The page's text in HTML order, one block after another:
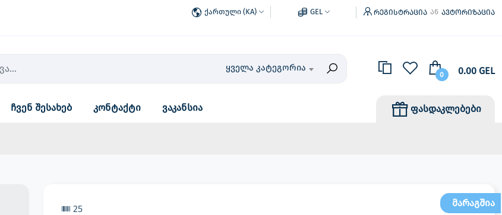
ქართული (KA) GEL რეგისტრაცია ან ავტორიზაცია
ყველა კატეგორია
0 0.00 GEL
ჩვენ შესახებ კონტაქტი ვაკანსია ფასდაკლებები
25
მარაგშია